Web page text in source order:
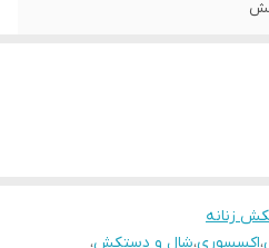
زنانه
،اکسسوری،شال و دستکش،